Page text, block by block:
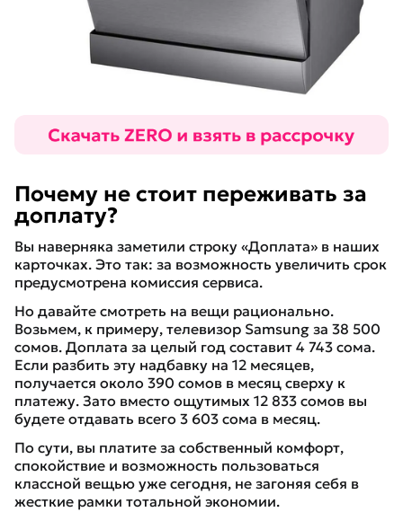
Почему не стоит переживать за
доплату?
Вы наверняка заметили строку «Доплата» в наших
карточках. Это так: за возможность увеличить срок
предусмотрена комиссия сервиса.
Но давайте смотреть на вещи рационально.
Возьмем, к примеру, телевизор Samsung за 38 500
сомов. Доплата за целый год составит 4 743 сома.
Если разбить эту надбавку на 12 месяцев,
получается около 390 сомов в месяц сверху к
платежу. Зато вместо ощутимых 12 833 сомов вы
будете отдавать всего 3 603 сома в месяц.
По сути, вы платите за собственный комфорт,
спокойствие и возможность пользоваться
классной вещью уже сегодня, не загоняя себя в
жесткие рамки тотальной экономии.